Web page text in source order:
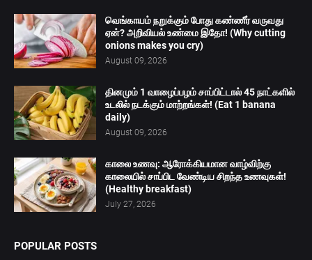
வெங்காயம் நறுக்கும் போது கண்ணீர் வருவது
ஏன்? அறிவியல் உண்மை இதோ! (Why cutting
onions makes you cry)
August 09, 2026
தினமும் 1 வாழைப்பழம் சாப்பிட்டால் 45 நாட்களில்
உடலில் நடக்கும் மாற்றங்கள்! (Eat 1 banana
daily)
August 09, 2026
காலை உணவு: ஆரோக்கியமான வாழ்விற்கு
காலையில் சாப்பிட வேண்டிய சிறந்த உணவுகள்!
(Healthy breakfast)
July 27, 2026
POPULAR POSTS